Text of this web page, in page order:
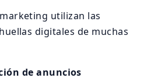
utilizan las
digitales de muchas
de anuncios